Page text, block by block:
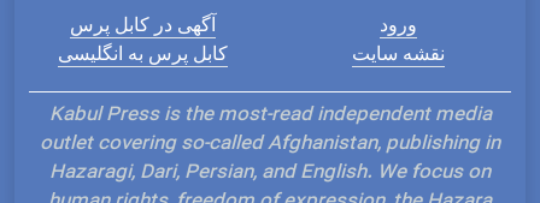
آگهی در کابل پرس
کابل پرس به انگلیسی
ورود
نقشه سایت
Kabul Press is the most-read independent media
outlet covering so-called Afghanistan, publishing in
Hazaragi, Dari, Persian, and English. We focus on